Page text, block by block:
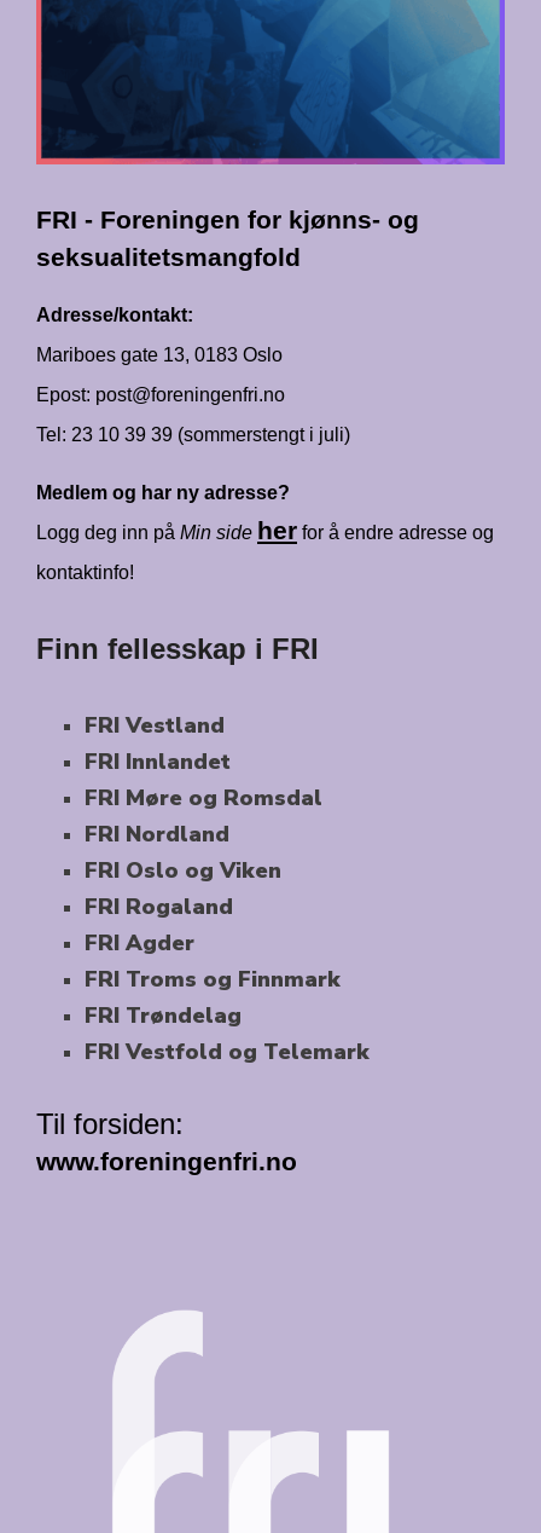
FRI - Foreningen for kjønns- og
seksualitetsmangfold
Adresse/kontakt:
Mariboes gate 13, 0183 Oslo
Epost: post@foreningenfri.no
Tel: 23 10 39 39 (sommerstengt i juli)
Medlem og har ny adresse?
Logg deg inn på Min side her for å endre adresse og
kontaktinfo!
Finn fellesskap i FRI
FRI Vestland
FRI Innlandet
FRI Møre og Romsdal
FRI Nordland
FRI Oslo og Viken
FRI Rogaland
FRI Agder
FRI Troms og Finnmark
FRI Trøndelag
FRI Vestfold og Telemark
Til forsiden:
www.foreningenfri.no